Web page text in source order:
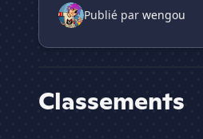
Publié par wengou
Classements